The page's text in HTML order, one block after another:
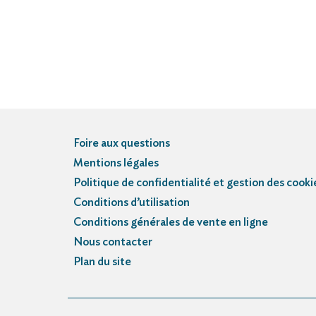
Foire aux questions
Mentions légales
Politique de confidentialité et gestion des
Conditions d’utilisation
Conditions générales de vente en ligne
Nous contacter
Plan du site